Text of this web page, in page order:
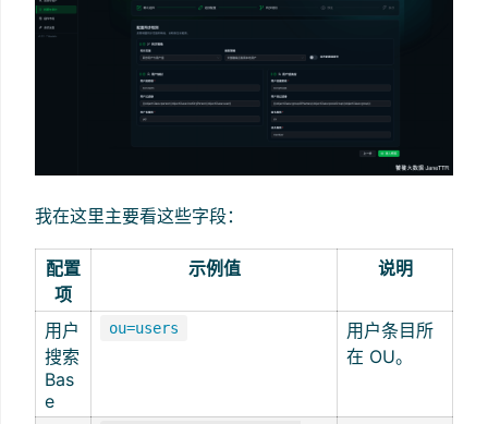
我在这里主要看这些字段：
配置
项
示例值 说明
用户
搜索
Bas
e
ou=users
用户条目所
在 OU。